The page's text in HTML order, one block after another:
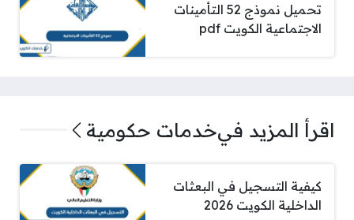
تحميل نموذج 52 التأمينات
الاجتماعية الكويت pdf
اقرأ المزيد فيخدمات حكومية
كيفية التسجيل في البعثات
الداخلية الكويت 2026